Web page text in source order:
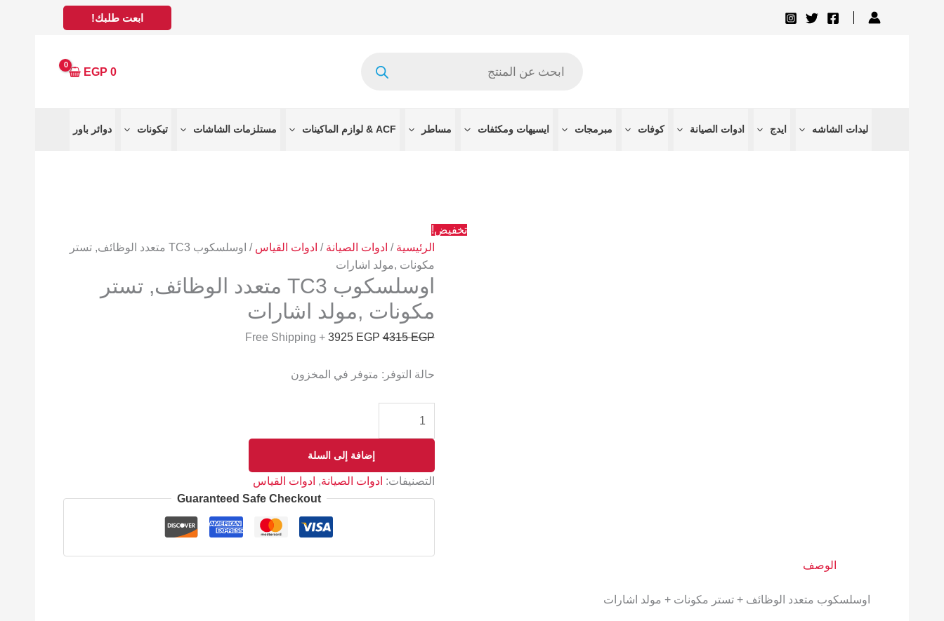
ابعت طلبك!
0
EGP
ليدات الشاشه ايدج ادوات الصيانة كوفات مبرمجات ايسيهات ومكثفات مساطر ACF & لوازم الماكينات مستلزمات الشاشات تيكونات دوائر باور
تخفيض!
الرئيسية / ادوات الصيانة / ادوات القياس
/ اوسلسكوب TC3 متعدد الوظائف, تستر
مكونات ,مولد اشارات
اوسلسكوب TC3 متعدد الوظائف, تستر
مكونات ,مولد اشارات
4315EGP
3925 EGP
+ Free Shipping
حالة التوفر: متوفر في المخزون
,مولد
إضافة إلى السلة
التصنيفات: ادوات الصيانة, ادوات القياس
Guaranteed Safe Checkout
الوصف
اوسلسكوب متعدد الوظائف + تستر مكونات + مولد اشارات